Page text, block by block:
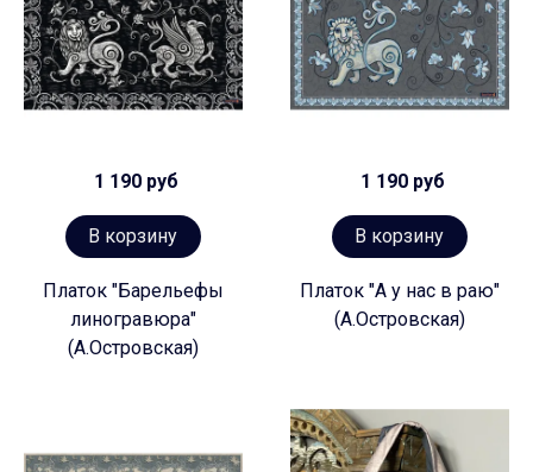
1 190 руб
В корзину
Платок "Барельефы
линогравюра"
(А.Островская)
1 190 руб
В корзину
Платок "А у нас в раю"
(А.Островская)